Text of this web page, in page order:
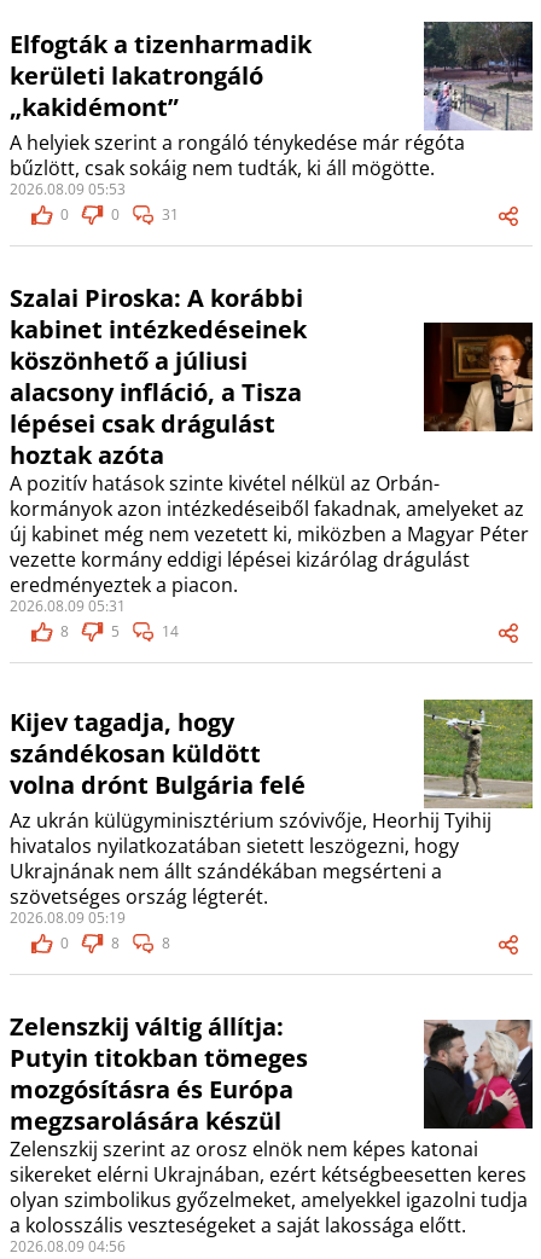
Elfogták a tizenharmadik
kerületi lakatrongáló
„kakidémont”
A helyiek szerint a rongáló ténykedése már régóta
bűzlött, csak sokáig nem tudták, ki áll mögötte.
2026.08.09 05:53
0
0 31
Szalai Piroska: A korábbi
kabinet intézkedéseinek
köszönhető a júliusi
alacsony infláció, a Tisza
lépései csak drágulást
hoztak azóta
A pozitív hatások szinte kivétel nélkül az Orbán-
kormányok azon intézkedéseiből fakadnak, amelyeket az
új kabinet még nem vezetett ki, miközben a Magyar Péter
vezette kormány eddigi lépései kizárólag drágulást
eredményeztek a piacon.
2026.08.09 05:31
8
5 14
Kijev tagadja, hogy
szándékosan küldött
volna drónt Bulgária felé
Az ukrán külügyminisztérium szóvivője, Heorhij Tyihij
hivatalos nyilatkozatában sietett leszögezni, hogy
Ukrajnának nem állt szándékában megsérteni a
szövetséges ország légterét.
2026.08.09 05:19
0
8 8
Zelenszkij váltig állítja:
Putyin titokban tömeges
mozgósításra és Európa
megzsarolására készül
Zelenszkij szerint az orosz elnök nem képes katonai
sikereket elérni Ukrajnában, ezért kétségbeesetten keres
olyan szimbolikus győzelmeket, amelyekkel igazolni tudja
a kolosszális veszteségeket a saját lakossága előtt.
2026.08.09 04:56